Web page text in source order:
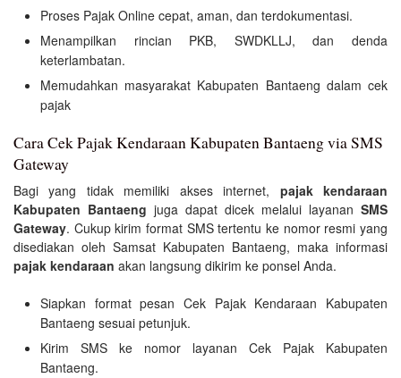
Proses Pajak Online cepat, aman, dan terdokumentasi.
Menampilkan rincian PKB, SWDKLLJ, dan denda
keterlambatan.
Memudahkan masyarakat Kabupaten Bantaeng dalam cek
pajak
Cara Cek Pajak Kendaraan Kabupaten Bantaeng via SMS
Gateway
Bagi yang tidak memiliki akses internet, pajak kendaraan
Kabupaten Bantaeng juga dapat dicek melalui layanan SMS
Gateway. Cukup kirim format SMS tertentu ke nomor resmi yang
disediakan oleh Samsat Kabupaten Bantaeng, maka informasi
pajak kendaraan akan langsung dikirim ke ponsel Anda.
Siapkan format pesan Cek Pajak Kendaraan Kabupaten
Bantaeng sesuai petunjuk.
Kirim SMS ke nomor layanan Cek Pajak Kabupaten
Bantaeng.